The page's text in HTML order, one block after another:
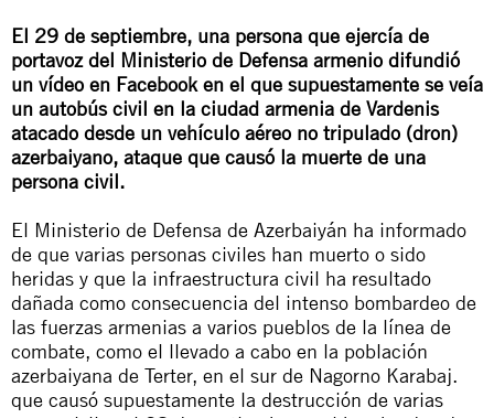
El 29 de septiembre, una persona que ejercía de
portavoz del Ministerio de Defensa armenio difundió
un vídeo en Facebook en el que supuestamente se veía
un autobús civil en la ciudad armenia de Vardenis
atacado desde un vehículo aéreo no tripulado (dron)
azerbaiyano, ataque que causó la muerte de una
persona civil.
El Ministerio de Defensa de Azerbaiyán ha informado
de que varias personas civiles han muerto o sido
heridas y que la infraestructura civil ha resultado
dañada como consecuencia del intenso bombardeo de
las fuerzas armenias a varios pueblos de la línea de
combate, como el llevado a cabo en la población
azerbaiyana de Terter, en el sur de Nagorno Karabaj.
que causó supuestamente la destrucción de varias